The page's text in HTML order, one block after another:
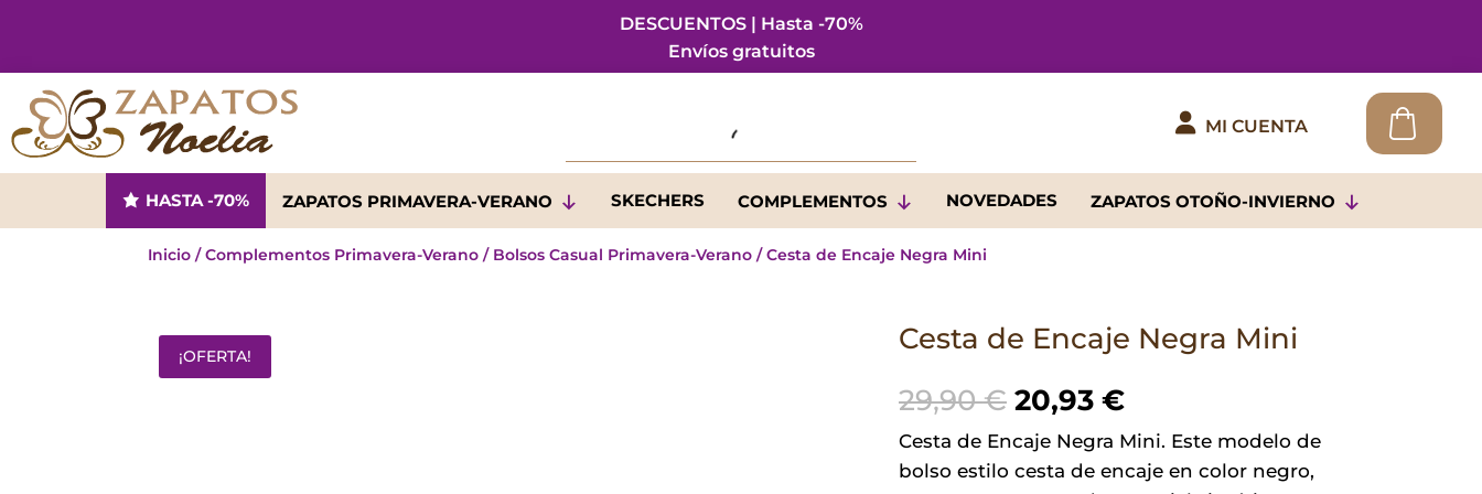
DESCUENTOS | Hasta -70%
Envíos gratuitos
 MI CUENTA
HASTA -70% ZAPATOS PRIMAVERA-VERANO SKECHERS COMPLEMENTOS NOVEDADES ZAPATOS OTOÑO-INVIERNO
Inicio /Complementos Primavera-Verano / Bolsos Casual Primavera-Verano / Cesta de Encaje Negra Mini
¡OFERTA!
Cesta de Encaje Negra Mini
29,90€ El
precio
original
20,93 €El
precio
actual
Cesta de Encaje Negra Mini. Este modelo de
bolso estilo cesta de encaje en color negro,